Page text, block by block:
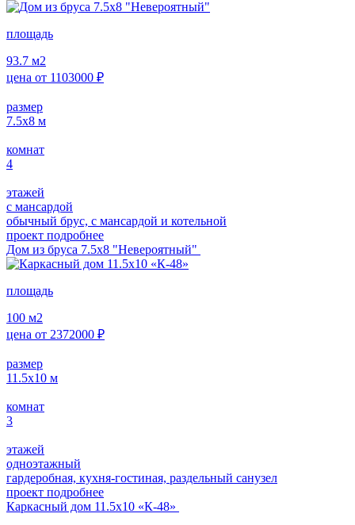
площадь
93.7 м2
цена от 1103000 ₽
размер
7.5х8 м
комнат
4
этажей
с мансардой
обычный брус, с мансардой и котельной
проект подробнее
Дом из бруса 7.5х8 "Невероятный"
площадь
100 м2
цена от 2372000 ₽
размер
11.5х10 м
комнат
3
этажей
одноэтажный
гардеробная, кухня-гостиная, раздельный санузел
проект подробнее
Каркасный дом 11.5х10 «К-48»